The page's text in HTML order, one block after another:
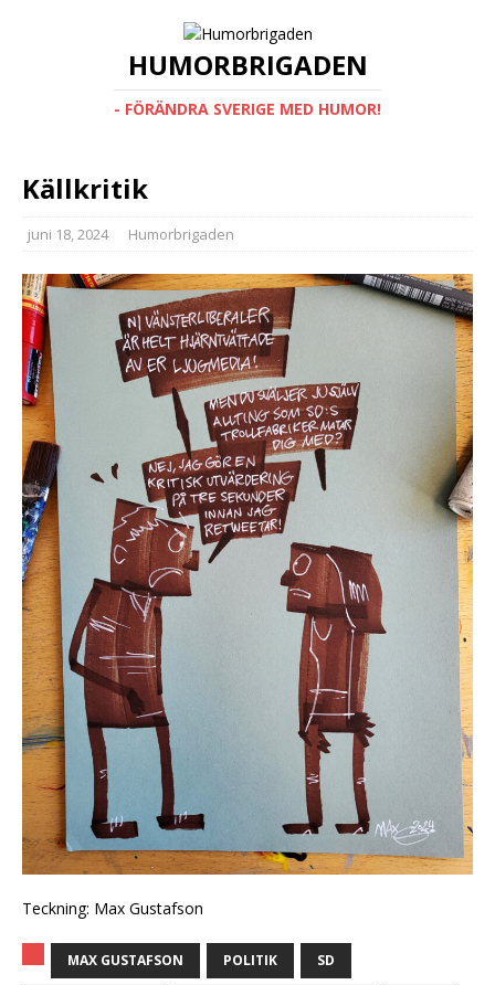
HUMORBRIGADEN
- FÖRÄNDRA SVERIGE MED HUMOR!
Källkritik
juni 18, 2024 Humorbrigaden
Teckning: Max Gustafson
MAX GUSTAFSON POLITIK SD